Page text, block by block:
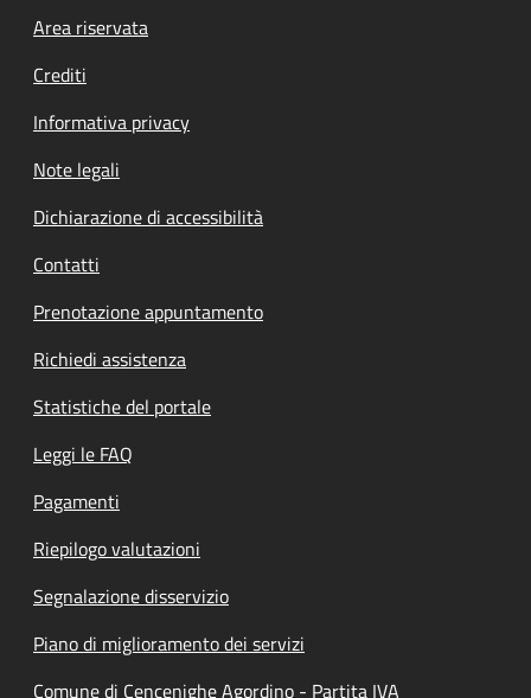
Footer menu
Area riservata
Crediti
Informativa privacy
Note legali
Dichiarazione di accessibilità
Contatti
Prenotazione appuntamento
Richiedi assistenza
Statistiche del portale
Leggi le FAQ
Pagamenti
Riepilogo valutazioni
Segnalazione disservizio
Piano di miglioramento dei servizi
Comune di Cencenighe Agordino - Partita IVA